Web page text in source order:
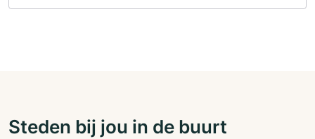
Steden bij jou in de buurt